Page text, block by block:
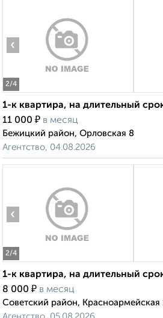
2/4
‹
1-к квартира, на длительный
11 000 ₽ в месяц
Бежицкий район, Орловская 8
Агентство, 04.08.2026
2/4
‹
1-к квартира, на длительный
8 000 ₽ в месяц
Советский район, Красноармейская